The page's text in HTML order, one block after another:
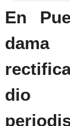
En
dio